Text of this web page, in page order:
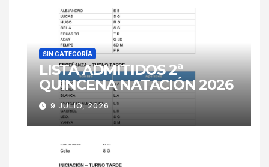
SIN CATEGORÍA
LISTA ADMITIDOS 2ª
QUINCENA NATACIÓN 2026
9 JULIO, 2026